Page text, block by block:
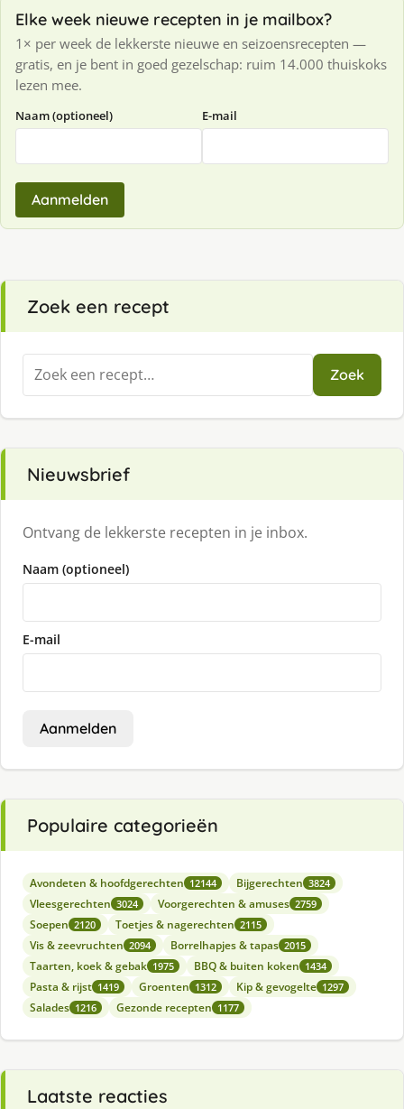
Elke week nieuwe recepten in je mailbox?
1× per week de lekkerste nieuwe en seizoensrecepten —
gratis, en je bent in goed gezelschap: ruim 14.000 thuiskoks
lezen mee.
Naam (optioneel) E-mail
Aanmelden
Zoek een recept
Zoeken
naar:
Zoek
Nieuwsbrief
Ontvang de lekkerste recepten in je inbox.
Naam (optioneel)
E-mail
Aanmelden
Populaire categorieën
Avondeten & hoofdgerechten 12144 Bijgerechten 3824
Vleesgerechten 3024 Voorgerechten & amuses 2759
Soepen 2120 Toetjes & nagerechten 2115
Vis & zeevruchten 2094 Borrelhapjes & tapas 2015
Taarten, koek & gebak 1975 BBQ & buiten koken 1434
Pasta & rijst 1419 Groenten 1312 Kip & gevogelte 1297
Salades 1216 Gezonde recepten 1177
Laatste reacties